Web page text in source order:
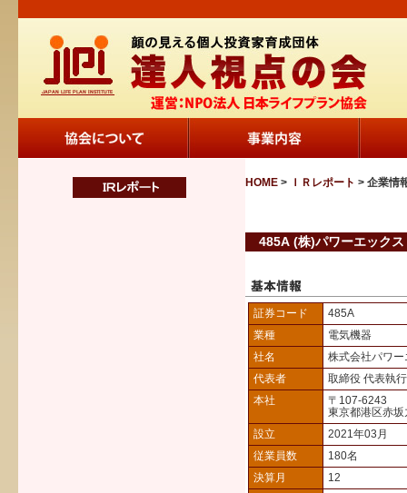
HOME > ＩＲレポート > 企業情
485A (株)パワーエックス
証券コード
485A
業種
電気機器
社名
株式会社パワ
代表者
取締役 代表
本社
〒107-6243
東京都港区赤
設立
2021年03月
従業員数
180名
決算月
12